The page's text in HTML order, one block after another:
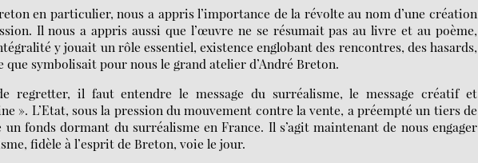
en particulier, nous a appris l’importance de la révolte au nom d’une création
Il nous a appris aussi que l’œuvre ne se résumait pas au livre et au poème,
y jouait un rôle essentiel, existence englobant des rencontres, des hasards,
que symbolisait pour nous le grand atelier d’André Breton.
regretter, il faut entendre le message du surréalisme, le message créatif et
». L’Etat, sous la pression du mouvement contre la vente, a préempté un tiers de
fonds dormant du surréalisme en France. Il s’agit maintenant de nous engager
fidèle à l’esprit de Breton, voie le jour.